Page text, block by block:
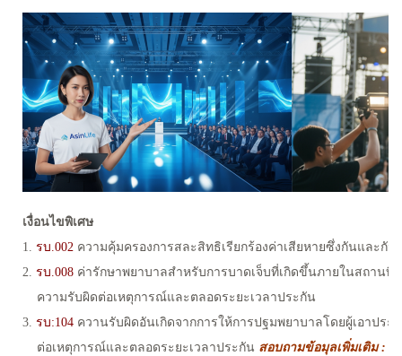
เงื่อนไขพิเศษ
1. รบ.002 ความคุ้มครองการสละสิทธิเรียกร้องค่าเสียหายซึ่งกันและกัน
2. รบ.008 ค่ารักษาพยาบาลสำหรับการบาดเจ็บที่เกิดขึ้นภายในสถานที่
ความรับผิดต่อเหตุการณ์และตลอดระยะเวลาประกัน
3. รบ:104 ควานรับผิดอันเกิดจากการให้การปฐมพยาบาลโดยผู้เอาปร
ต่อเหตุการณ์และตลอดระยะเวลาประกัน สอบถามข้อมุลเพิ่มเติม :